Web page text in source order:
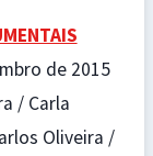
de 2015
/ Carla
Oliveira /